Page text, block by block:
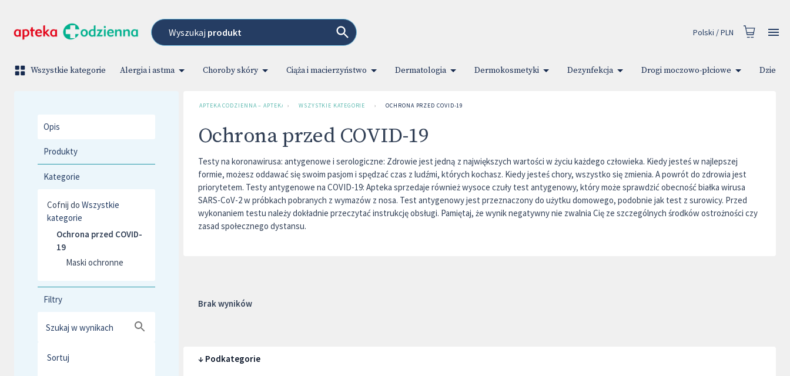
Wyszukaj produkt Polski /PLN
Wszystkie kategorie Alergia i astma Choroby skóry Ciąża i macierzyństwo Dermatologia Dermokosmetyki Dezynfekcja Drogi moczowo-płciowe Dziecko
Opis
Produkty
Kategorie
Cofnij do Wszystkie
kategorie
Ochrona przed COVID-
19
Maski ochronne
Filtry
Szukaj w wynikach
Sortuj
APTEKA CODZIENNA – APTEKA INTERNETOWA
› WSZYSTKIE KATEGORIE › OCHRONA PRZED COVID-19
Ochrona przed COVID-19
Testy na koronawirusa: antygenowe i serologiczne: Zdrowie jest jedną z największych wartości w życiu każdego człowieka. Kiedy jesteś w najlepszej
formie, możesz oddawać się swoim pasjom i spędzać czas z ludźmi, których kochasz. Kiedy jesteś chory, wszystko się zmienia. A powrót do zdrowia jest
priorytetem. Testy antygenowe na COVID-19: Apteka sprzedaje również wysoce czuły test antygenowy, który może sprawdzić obecność białka wirusa
SARS-CoV-2 w próbkach pobranych z wymazów z nosa. Test antygenowy jest przeznaczony do użytku domowego, podobnie jak test z surowicy. Przed
wykonaniem testu należy dokładnie przeczytać instrukcję obsługi. Pamiętaj, że wynik negatywny nie zwalnia Cię ze szczególnych środków ostrożności czy
zasad społecznego dystansu.
Brak wyników
↓ Podkategorie